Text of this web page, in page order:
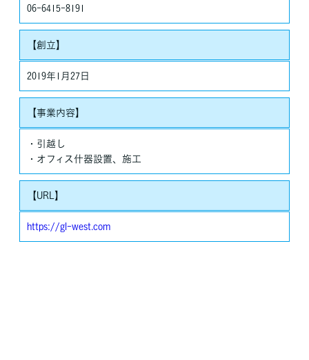
他規範を遵守するとともに、本ポリシーの内容を適宜見直し、そ
06-6415-8191
【創立】
2019年1月27日
【事業内容】
・引越し
・オフィス什器設置、施工
【URL】
https://gl-west.com